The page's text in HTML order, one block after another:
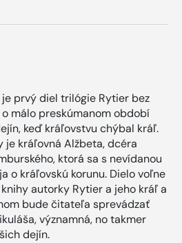
je prvý diel trilógie Rytier bez
málo preskúmanom období
keď kráľovstvu chýbal kráľ.
je kráľovná Alžbeta, dcéra
ktorá sa s nevídanou
o kráľovskú korunu. Dielo voľne
autorky Rytier a jeho kráľ a
bude čitateľa sprevádzať
významná, no takmer
dejín.